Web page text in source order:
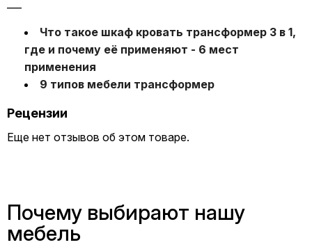
Что такое шкаф кровать трансформер 3 в 1,
где и почему её применяют - 6 мест
применения
9 типов мебели трансформер
Рецензии
Еще нет отзывов об этом товаре.
Почему выбирают нашу
мебель